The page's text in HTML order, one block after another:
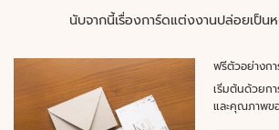
นับจากนี้เรื่องการ์ดแต่งงานปล่อยเป็นห
ฟรีตัวอย่างก
เริ่มต้นด้วยก
และคุณภาพข